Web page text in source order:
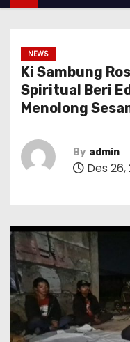
NEWS
Ki Sambung
Spiritual Beri
Menolong
By admin
Des 26,